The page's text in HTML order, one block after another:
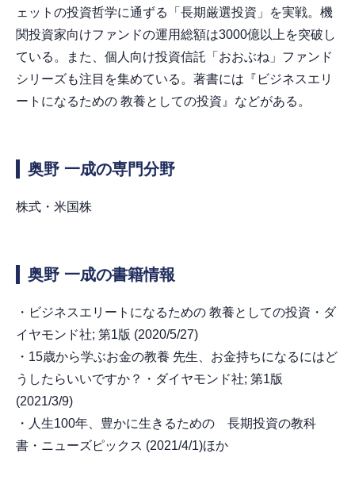
ェットの投資哲学に通ずる「長期厳選投資」を実戦。機
関投資家向けファンドの運用総額は3000億以上を突破し
ている。また、個人向け投資信託「おおぶね」ファンド
シリーズも注目を集めている。著書には『ビジネスエリ
ートになるための 教養としての投資』などがある。
奥野 一成の専門分野
株式・米国株
奥野 一成の書籍情報
・ビジネスエリートになるための 教養としての投資・ダ
イヤモンド社; 第1版 (2020/5/27)
・15歳から学ぶお金の教養 先生、お金持ちになるにはど
うしたらいいですか？・ダイヤモンド社; 第1版
(2021/3/9)
・人生100年、豊かに生きるための 長期投資の教科
書・ニューズピックス (2021/4/1)ほか